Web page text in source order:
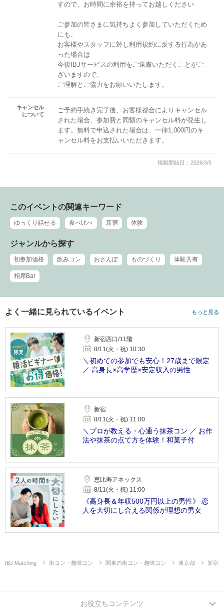
すので、お時間に余裕を持ってお越しください
ご参加の皆さまに気持ちよく参加していただくため
にも、
お客様やスタッフに対し利用規約に反する行為があ
った場合は
今後IBJサービスの利用をご遠慮いただくことがご
ざいますので、
ご理解とご協力をお願いいたします。
キャンセル
について
ご予約手続き完了後、お客様都合によりキャンセル
された場合、参加費と同額のキャンセル料が発生し
ます。無料で申込された場合は、一律1,000円のキ
ャンセル料をお支払いいただきます。
掲載開始日：2026/3/5
このイベントの関連キーワード
ゆっくり話せる 食べ比べ 新宿 体験
ジャンルから探す
初参加価格 飲みコン おさんぽ ものづくり 体験共有
相席Bar
よく一緒に見られているイベント もっと見る
新宿西口/11階
8/11(火・祝) 10:30
＼初めての参加でも安心！27歳まで限定
／ 高身長×高学歴×安定収入の男性
新宿
8/11(火・祝) 11:00
＼プロが教える・心通う抹茶コン ／ お作
法や抹茶の点て方を体験！和菓子付
恵比寿アネックス
8/11(火・祝) 11:00
《高身長＆年収500万円以上の男性》 恋
人を大切にし合える関係が理想の男女
IBJ Matching 街コン・趣味コン 関東の街コン・趣味コン 東京都 新宿
お役立ちコンテンツ